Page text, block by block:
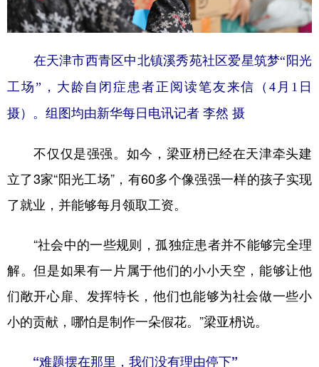
在天津市西青区中北镇溪秀苑社区爱星筑梦“阳光
工场”，大龄自闭症患者正阅读笔友来信（4月1日
摄）。组图均由新华每日电讯记者 李然 摄
不仅仅是强强。如今，梁亚枬已经在天津牵头建
立了3家“阳光工场”，有60多个像强强一样的孩子实现
了就业，并能够每月领取工资。
“社会中的一些规则，孤独症患者并不能够完全理
解。但是如果有一片属于他们的小小天空，能够让他
们敞开心扉、发挥特长，他们也能够为社会做一些小
小的贡献，哪怕是制作一朵假花。”梁亚枬说。
“难题摆在那里，我们没有理由停下”